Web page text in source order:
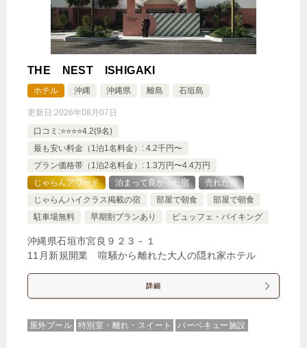
じゃらんで確認する
THE NEST ISHIGAKI
ホテル 沖縄 沖縄県 離島 石垣島
更新日:2026年08月07日
口コミ:⭐️⭐️⭐️⭐️4.2(9名)
最も安い料金（1泊1名料金）: 4.2千円〜
プラン価格帯（1泊2名料金）: 1.3万円〜4.4万円
じゃらんアワード
泊まって良かった宿
売れた宿
じゃらんハイクラス掲載の宿
部屋で朝食
部屋で朝食
駐車場無料
早期割プランあり ビュッフェ・バイキング
沖縄県石垣市宮良９２３－１
11月新規開業 喧騒から離れた大人の隠れ家ホテル
詳細
屋外プール 特別室・離れ・スイート バーベキュー施設